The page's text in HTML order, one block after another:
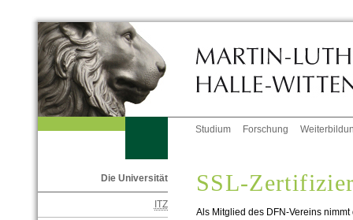
Studium Forschung
Die Universität
ITZ
SSL-
Als Mitglied des DFN-Vereins